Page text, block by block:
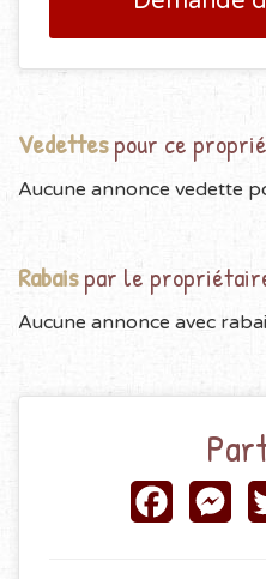
Vedettespour ce
Aucune annonce vedette
Rabaispar le
Aucune annonce avec
Facebook